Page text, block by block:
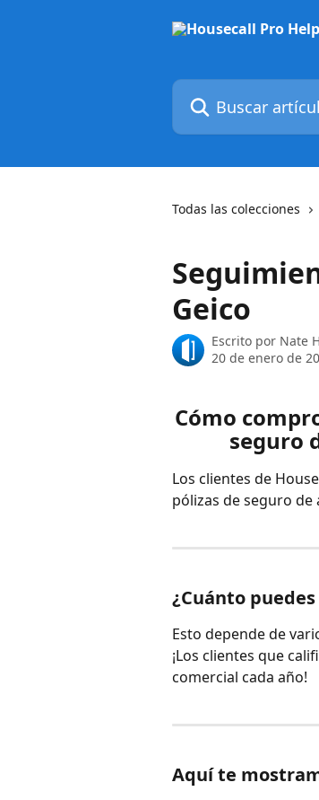
Buscar artículos...
Todas las colecciones
Geico
Escrito por Nate H
20 de enero de
Cómo
seguro
Los clientes de
pólizas de seguro de
¿Cuánto
Esto depende de
¡Los clientes que
comercial cada año!
Aquí te